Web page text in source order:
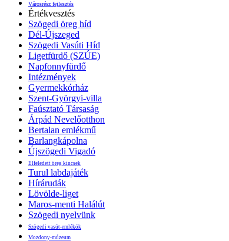
Városrész fejlesztés
Értékvesztés
Szögedi öreg híd
Dél-Újszeged
Szögedi Vasúti Híd
Ligetfürdő (SZÚE)
Napfonnyfürdő
Intézmények
Gyermekkórház
Szent-Györgyi-villa
Faúsztató Társaság
Árpád Nevelőotthon
Bertalan emlékmű
Barlangkápolna
Újszögedi Vigadó
Elfeledett öreg kincsek
Turul labdajáték
Hírárudák
Lövölde-liget
Maros-menti Halálút
Szögedi nyelvünk
Szögedi vasút-emlékök
Mozdony-múzeum